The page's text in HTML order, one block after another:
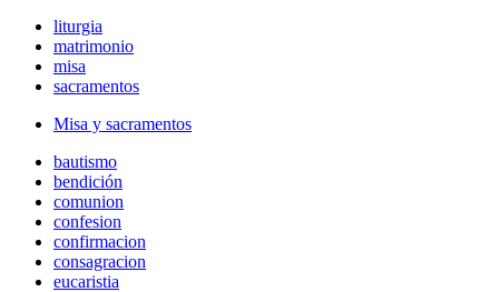
liturgia
matrimonio
misa
sacramentos
Misa y sacramentos
bautismo
bendición
comunion
confesion
confirmacion
consagracion
eucaristia